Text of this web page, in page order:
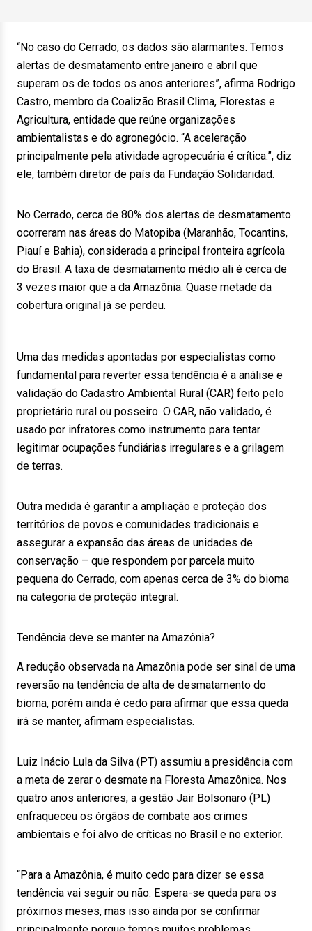
“No caso do Cerrado, os dados são alarmantes. Temos
alertas de desmatamento entre janeiro e abril que
superam os de todos os anos anteriores”, afirma Rodrigo
Castro, membro da Coalizão Brasil Clima, Florestas e
Agricultura, entidade que reúne organizações
ambientalistas e do agronegócio. “A aceleração
principalmente pela atividade agropecuária é crítica.”, diz
ele, também diretor de país da Fundação Solidaridad.
No Cerrado, cerca de 80% dos alertas de desmatamento
ocorreram nas áreas do Matopiba (Maranhão, Tocantins,
Piauí e Bahia), considerada a principal fronteira agrícola
do Brasil. A taxa de desmatamento médio ali é cerca de
3 vezes maior que a da Amazônia. Quase metade da
cobertura original já se perdeu.
Uma das medidas apontadas por especialistas como
fundamental para reverter essa tendência é a análise e
validação do Cadastro Ambiental Rural (CAR) feito pelo
proprietário rural ou posseiro. O CAR, não validado, é
usado por infratores como instrumento para tentar
legitimar ocupações fundiárias irregulares e a grilagem
de terras.
Outra medida é garantir a ampliação e proteção dos
territórios de povos e comunidades tradicionais e
assegurar a expansão das áreas de unidades de
conservação – que respondem por parcela muito
pequena do Cerrado, com apenas cerca de 3% do bioma
na categoria de proteção integral.
Tendência deve se manter na Amazônia?
A redução observada na Amazônia pode ser sinal de uma
reversão na tendência de alta de desmatamento do
bioma, porém ainda é cedo para afirmar que essa queda
irá se manter, afirmam especialistas.
Luiz Inácio Lula da Silva (PT) assumiu a presidência com
a meta de zerar o desmate na Floresta Amazônica. Nos
quatro anos anteriores, a gestão Jair Bolsonaro (PL)
enfraqueceu os órgãos de combate aos crimes
ambientais e foi alvo de críticas no Brasil e no exterior.
“Para a Amazônia, é muito cedo para dizer se essa
tendência vai seguir ou não. Espera-se queda para os
próximos meses, mas isso ainda por se confirmar